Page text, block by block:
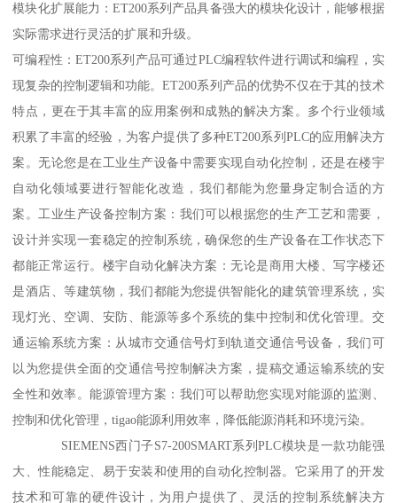
模块化扩展能力：ET200系列产品具备强大的模块化设计，能够根据
实际需求进行灵活的扩展和升级。
可编程性：ET200系列产品可通过PLC编程软件进行调试和编程，实
现复杂的控制逻辑和功能。ET200系列产品的优势不仅在于其的技术
特点，更在于其丰富的应用案例和成熟的解决方案。多个行业领域
积累了丰富的经验，为客户提供了多种ET200系列PLC的应用解决方
案。无论您是在工业生产设备中需要实现自动化控制，还是在楼宇
自动化领域要进行智能化改造，我们都能为您量身定制合适的方
案。工业生产设备控制方案：我们可以根据您的生产工艺和需要，
设计并实现一套稳定的控制系统，确保您的生产设备在工作状态下
都能正常运行。楼宇自动化解决方案：无论是商用大楼、写字楼还
是酒店、等建筑物，我们都能为您提供智能化的建筑管理系统，实
现灯光、空调、安防、能源等多个系统的集中控制和优化管理。交
通运输系统方案：从城市交通信号灯到轨道交通信号设备，我们可
以为您提供全面的交通信号控制解决方案，提稿交通运输系统的安
全性和效率。能源管理方案：我们可以帮助您实现对能源的监测、
控制和优化管理，tigao能源利用效率，降低能源消耗和环境污染。
SIEMENS西门子S7-200SMART系列PLC模块是一款功能强
大、性能稳定、易于安装和使用的自动化控制器。它采用了的开发
技术和可靠的硬件设计，为用户提供了、灵活的控制系统解决方